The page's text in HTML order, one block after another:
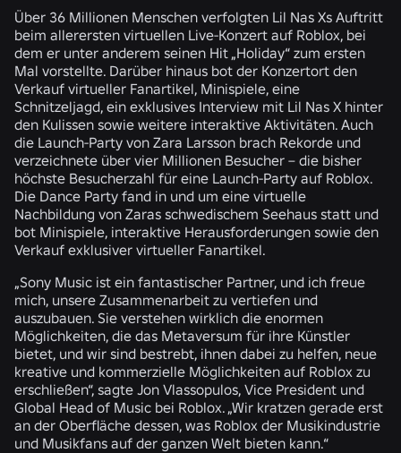
Über 36 Millionen Menschen verfolgten Lil Nas Xs Auftritt
beim allerersten virtuellen Live-Konzert auf Roblox, bei
dem er unter anderem seinen Hit „Holiday“ zum ersten
Mal vorstellte. Darüber hinaus bot der Konzertort den
Verkauf virtueller Fanartikel, Minispiele, eine
Schnitzeljagd, ein exklusives Interview mit Lil Nas X hinter
den Kulissen sowie weitere interaktive Aktivitäten. Auch
die Launch-Party von Zara Larsson brach Rekorde und
verzeichnete über vier Millionen Besucher – die bisher
höchste Besucherzahl für eine Launch-Party auf Roblox.
Die Dance Party fand in und um eine virtuelle
Nachbildung von Zaras schwedischem Seehaus statt und
bot Minispiele, interaktive Herausforderungen sowie den
Verkauf exklusiver virtueller Fanartikel.
„Sony Music ist ein fantastischer Partner, und ich freue
mich, unsere Zusammenarbeit zu vertiefen und
auszubauen. Sie verstehen wirklich die enormen
Möglichkeiten, die das Metaversum für ihre Künstler
bietet, und wir sind bestrebt, ihnen dabei zu helfen, neue
kreative und kommerzielle Möglichkeiten auf Roblox zu
erschließen“, sagte Jon Vlassopulos, Vice President und
Global Head of Music bei Roblox. „Wir kratzen gerade erst
an der Oberfläche dessen, was Roblox der Musikindustrie
und Musikfans auf der ganzen Welt bieten kann.“